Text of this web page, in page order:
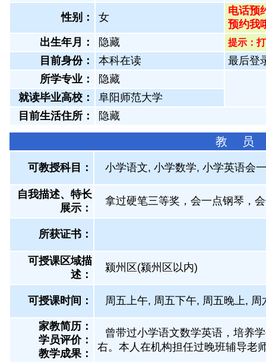
性别： 女
电话预
预约我
出生年月：
隐藏 提示：
目前身份： 本科在读
最后登
所学专业：
隐藏
就读毕业高校：
阜阳师范大学
目前生活住所：
隐藏
教 员
可教授科目： 小学语文, 小学数学, 小学英语会
自我描述、特长
展示 ：
拿过硬笔三等奖，会一点钢琴，
所获证书 ：
可授课区域描
述：
颍州区(颍州区以内)
可授课时间： 周五上午, 周五下午, 周五晚上,
家教简历：
学员评价：
教学成果：
曾带过小学语文数学英语，培养
右。本人在机构担任过晚班辅导老